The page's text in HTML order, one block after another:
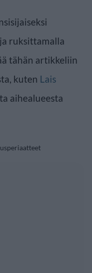
ja ruksittamalla
tähän artikkeliin
kuten Lais
aihealueesta